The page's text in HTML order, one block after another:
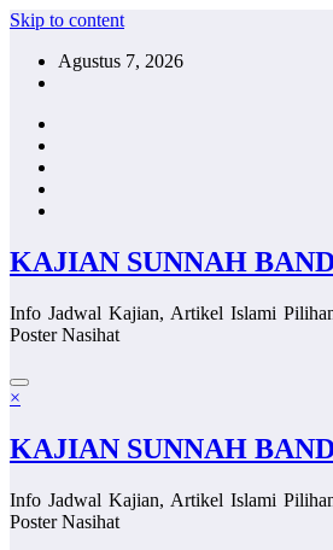
Skip to content
Agustus 7, 2026
KAJIAN SUNNAH
Info Jadwal Kajian, Artikel Islami
Poster Nasihat
×
KAJIAN SUNNAH
Info Jadwal Kajian, Artikel Islami
Poster Nasihat